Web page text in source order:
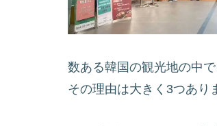
数ある韓国の観光地の中
その理由は大きく3つあり